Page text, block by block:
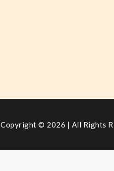
Copyright © 2026 | All Rights